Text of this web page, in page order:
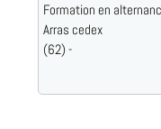
Formation en
Arras cedex
(62) -